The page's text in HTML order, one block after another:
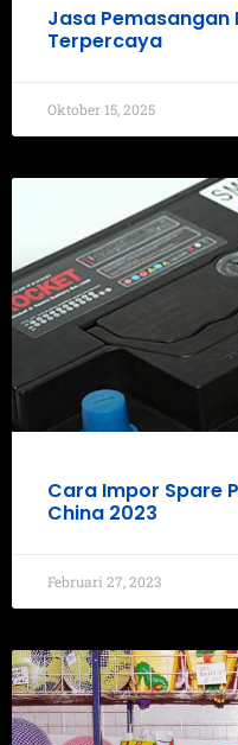
Jasa
Terpercaya
Oktober 15, 2025
Cara Impor Spare
China 2023
Februari 27, 2023